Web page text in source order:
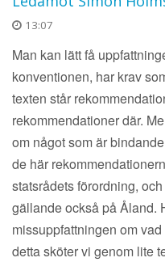
13:07
Man kan lätt få
konventionen, har krav
texten står
rekommendationer där.
om något som är
de här
statsrådets förordning,
gällande också på Åland.
missuppfattningen om
detta sköter vi genom lite